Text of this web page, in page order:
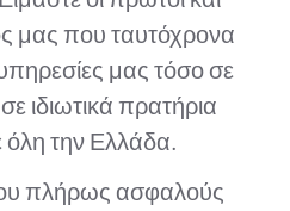
μας που ταυτόχρονα
μας τόσο σε
ιδιωτικά πρατήρια
την Ελλάδα.
πλήρως ασφαλούς